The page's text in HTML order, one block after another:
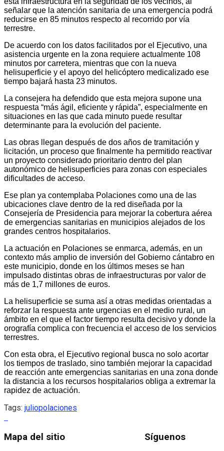
señalar que la atención sanitaria de una emergencia podrá
reducirse en 85 minutos respecto al recorrido por vía
terrestre.
De acuerdo con los datos facilitados por el Ejecutivo, una
asistencia urgente en la zona requiere actualmente 108
minutos por carretera, mientras que con la nueva
helisuperficie y el apoyo del helicóptero medicalizado ese
tiempo bajará hasta 23 minutos.
La consejera ha defendido que esta mejora supone una
respuesta “más ágil, eficiente y rápida”, especialmente en
situaciones en las que cada minuto puede resultar
determinante para la evolución del paciente.
Las obras llegan después de dos años de tramitación y
licitación, un proceso que finalmente ha permitido reactivar
un proyecto considerado prioritario dentro del plan
autonómico de helisuperficies para zonas con especiales
dificultades de acceso.
Ese plan ya contemplaba Polaciones como una de las
ubicaciones clave dentro de la red diseñada por la
Consejería de Presidencia para mejorar la cobertura aérea
de emergencias sanitarias en municipios alejados de los
grandes centros hospitalarios.
La actuación en Polaciones se enmarca, además, en un
contexto más amplio de inversión del Gobierno cántabro en
este municipio, donde en los últimos meses se han
impulsado distintas obras de infraestructuras por valor de
más de 1,7 millones de euros.
La helisuperficie se suma así a otras medidas orientadas a
reforzar la respuesta ante urgencias en el medio rural, un
ámbito en el que el factor tiempo resulta decisivo y donde la
orografía complica con frecuencia el acceso de los servicios
terrestres.
Con esta obra, el Ejecutivo regional busca no solo acortar
los tiempos de traslado, sino también mejorar la capacidad
de reacción ante emergencias sanitarias en una zona donde
la distancia a los recursos hospitalarios obliga a extremar la
rapidez de actuación.
Tags: juliopolaciones
Mapa del sitio Síguenos